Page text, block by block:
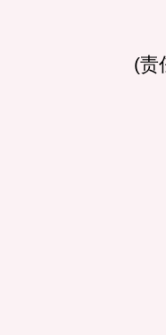
(责